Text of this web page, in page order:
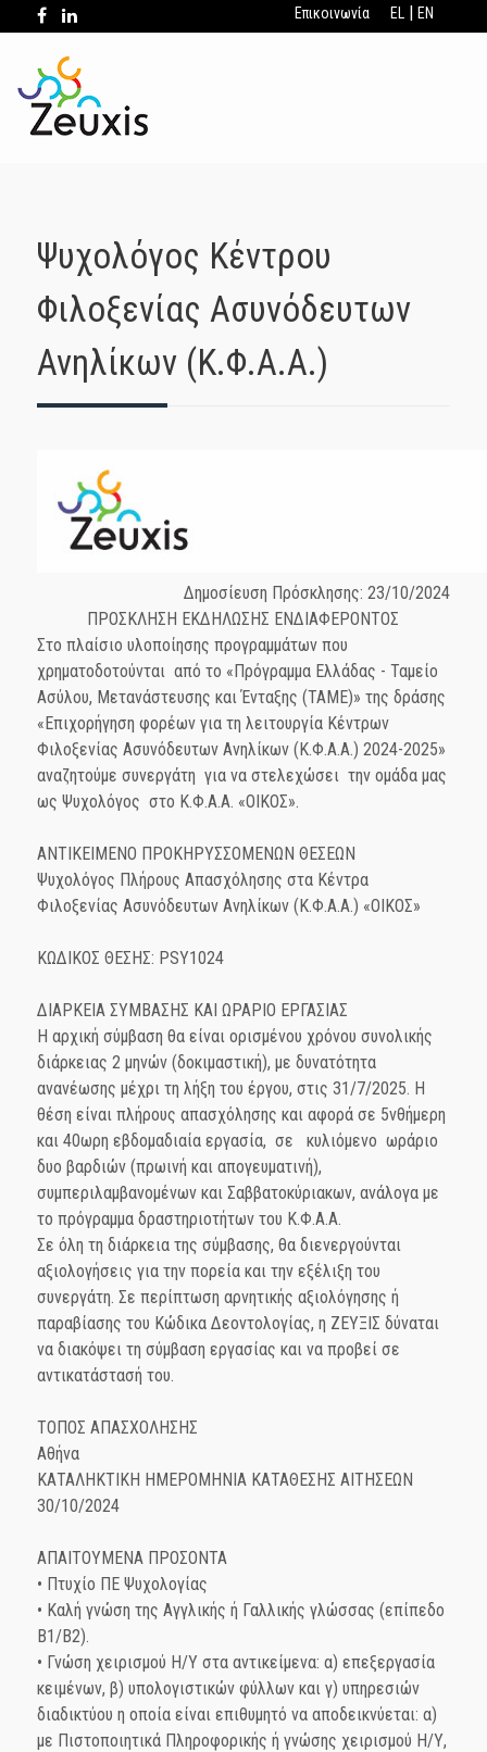
Επικοινωνία EL| EN
Ψυχολόγος Κέντρου
Φιλοξενίας Ασυνόδευτων
Ανηλίκων (Κ.Φ.Α.Α.)
Δημοσίευση Πρόσκλησης: 23/10/2024
ΠΡΟΣΚΛΗΣΗ ΕΚΔΗΛΩΣΗΣ ΕΝΔΙΑΦΕΡΟΝΤΟΣ
Στο πλαίσιο υλοποίησης προγραμμάτων που
χρηματοδοτούνται από το «Πρόγραμμα Ελλάδας - Ταμείο
Ασύλου, Μετανάστευσης και Ένταξης (ΤΑΜΕ)» της δράσης
«Επιχορήγηση φορέων για τη λειτουργία Κέντρων
Φιλοξενίας Ασυνόδευτων Ανηλίκων (Κ.Φ.Α.Α.) 2024-2025»
αναζητούμε συνεργάτη για να στελεχώσει την ομάδα μας
ως Ψυχολόγος στο Κ.Φ.Α.Α. «ΟΙΚΟΣ».
ΑΝΤΙΚΕΙΜΕΝΟ ΠΡΟΚΗΡΥΣΣΟΜΕΝΩΝ ΘΕΣΕΩΝ
Ψυχολόγος Πλήρους Απασχόλησης στα Κέντρα
Φιλοξενίας Ασυνόδευτων Ανηλίκων (Κ.Φ.Α.Α.) «ΟΙΚΟΣ»
ΚΩΔΙΚΟΣ ΘΕΣΗΣ: PSY1024
ΔΙΑΡΚΕΙΑ ΣΥΜΒΑΣΗΣ ΚΑΙ ΩΡΑΡΙΟ ΕΡΓΑΣΙΑΣ
Η αρχική σύμβαση θα είναι ορισμένου χρόνου συνολικής
διάρκειας 2 μηνών (δοκιμαστική), με δυνατότητα
ανανέωσης μέχρι τη λήξη του έργου, στις 31/7/2025. Η
θέση είναι πλήρους απασχόλησης και αφορά σε 5νθήμερη
και 40ωρη εβδομαδιαία εργασία, σε κυλιόμενο ωράριο
δυο βαρδιών (πρωινή και απογευματινή),
συμπεριλαμβανομένων και Σαββατοκύριακων, ανάλογα με
το πρόγραμμα δραστηριοτήτων του Κ.Φ.Α.Α.
Σε όλη τη διάρκεια της σύμβασης, θα διενεργούνται
αξιολογήσεις για την πορεία και την εξέλιξη του
συνεργάτη. Σε περίπτωση αρνητικής αξιολόγησης ή
παραβίασης του Κώδικα Δεοντολογίας, η ΖΕΥΞΙΣ δύναται
να διακόψει τη σύμβαση εργασίας και να προβεί σε
αντικατάστασή του.
ΤΟΠΟΣ ΑΠΑΣΧΟΛΗΣΗΣ
Αθήνα
ΚΑΤΑΛΗΚΤΙΚΗ ΗΜΕΡΟΜΗΝΙΑ ΚΑΤΑΘΕΣΗΣ ΑΙΤΗΣΕΩΝ
30/10/2024
ΑΠΑΙΤΟΥΜΕΝΑ ΠΡΟΣΟΝΤΑ
• Πτυχίο ΠΕ Ψυχολογίας
• Καλή γνώση της Αγγλικής ή Γαλλικής γλώσσας (επίπεδο
Β1/Β2).
• Γνώση χειρισμού Η/Υ στα αντικείμενα: α) επεξεργασία
κειμένων, β) υπολογιστικών φύλλων και γ) υπηρεσιών
διαδικτύου η οποία είναι επιθυμητό να αποδεικνύεται: α)
με Πιστοποιητικά Πληροφορικής ή γνώσης χειρισμού Η/Υ,